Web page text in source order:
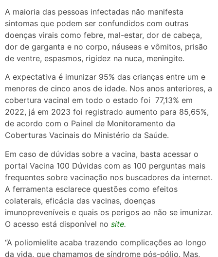
A maioria das pessoas infectadas não manifesta
sintomas que podem ser confundidos com outras
doenças virais como febre, mal-estar, dor de cabeça,
dor de garganta e no corpo, náuseas e vômitos, prisão
de ventre, espasmos, rigidez na nuca, meningite.
A expectativa é imunizar 95% das crianças entre um e
menores de cinco anos de idade. Nos anos anteriores, a
cobertura vacinal em todo o estado foi 77,13% em
2022, já em 2023 foi registrado aumento para 85,65%,
de acordo com o Painel de Monitoramento da
Coberturas Vacinais do Ministério da Saúde.
Em caso de dúvidas sobre a vacina, basta acessar o
portal Vacina 100 Dúvidas com as 100 perguntas mais
frequentes sobre vacinação nos buscadores da internet.
A ferramenta esclarece questões como efeitos
colaterais, eficácia das vacinas, doenças
imunopreveníveis e quais os perigos ao não se imunizar.
O acesso está disponível no site.
“A poliomielite acaba trazendo complicações ao longo
da vida, que chamamos de síndrome pós-pólio. Mas,